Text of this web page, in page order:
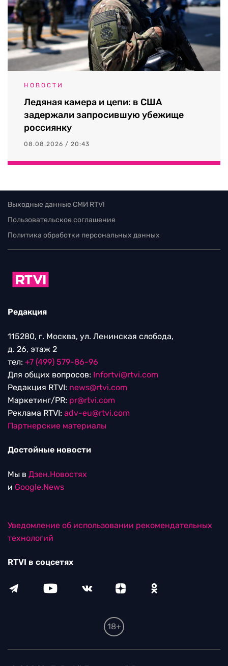
НОВОСТИ
Ледяная камера и цепи: в США
задержали запросившую убежище
россиянку
08.08.2026 / 20:43
Выходные данные СМИ RTVI
Пользовательское соглашение
Политика обработки персональных данных
Редакция
115280, г. Москва, ул. Ленинская слобода,
д. 26, этаж 2
тел: +7 (499) 579-86-96
Для общих вопросов: Infortvi@rtvi.com
Редакция RTVI: news@rtvi.com
Маркетинг/PR: pr@rtvi.com
Реклама RTVI: adv-eu@rtvi.com
Партнерские материалы
Достойные новости
Мы в Дзен.Новостях
и Google.News
Уведомление об использовании рекомендательных
технологий
RTVI в соцсетях
18+